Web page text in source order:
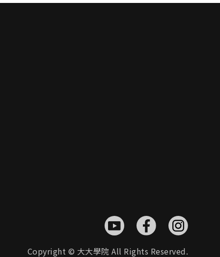
Copyright © 大大學院 All Rights Reserved.